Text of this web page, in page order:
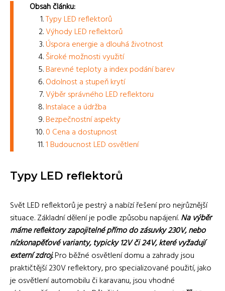
Obsah článku:
Typy LED reflektorů
Výhody LED reflektorů
Úspora energie a dlouhá životnost
Široké možnosti využití
Barevné teploty a index podání barev
Odolnost a stupeň krytí
Výběr správného LED reflektoru
Instalace a údržba
Bezpečnostní aspekty
0 Cena a dostupnost
1 Budoucnost LED osvětlení
Typy LED reflektorů
Svět LED reflektorů je pestrý a nabízí řešení pro nejrůznější
situace. Základní dělení je podle způsobu napájení.Na výběr
máme reflektory zapojitelné přímo do zásuvky 230V, nebo
nízkonapěťové varianty, typicky 12V či 24V, které vyžadují
externí zdroj.Pro běžné osvětlení domu a zahrady jsou
praktičtější 230V reflektory, pro specializované použití, jako
je osvětlení automobilu či karavanu, jsou vhodné